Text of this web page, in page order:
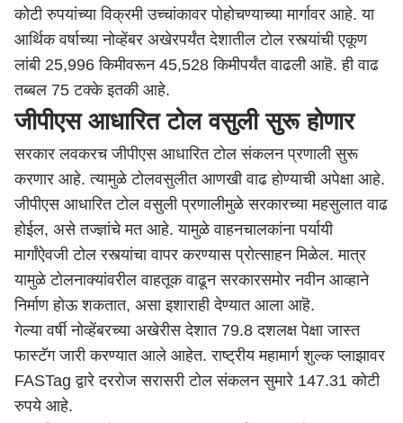
कोटी रुपयांच्या विक्रमी उच्चांकावर पोहोचण्याच्या मार्गावर आहे. या
आर्थिक वर्षाच्या नोव्हेंबर अखेरपर्यंत देशातील टोल रस्त्यांची एकूण
लांबी 25,996 किमीवरून 45,528 किमीपर्यंत वाढली आहॆ. ही वाढ
तब्बल 75 टक्के इतकी आहे.
जीपीएस आधारित टोल वसुली सुरू होणार
सरकार लवकरच जीपीएस आधारित टोल संकलन प्रणाली सुरू
करणार आहे. त्यामुळे टोलवसुलीत आणखी वाढ होण्याची अपेक्षा आहे.
जीपीएस आधारित टोल वसुली प्रणालीमुळे सरकारच्या महसुलात वाढ
होईल, असे तज्ज्ञांचे मत आहे. यामुळे वाहनचालकांना पर्यायी
मार्गांऐवजी टोल रस्त्यांचा वापर करण्यास प्रोत्साहन मिळेल. मात्र
यामुळे टोलनाक्यांवरील वाहतूक वाढून सरकारसमोर नवीन आव्हाने
निर्माण होऊ शकतात, असा इशाराही देण्यात आला आहॆ.
गेल्या वर्षी नोव्हेंबरच्या अखेरीस देशात 79.8 दशलक्ष पेक्षा जास्त
फास्टॅग जारी करण्यात आले आहेत. राष्ट्रीय महामार्ग शुल्क प्लाझावर
FASTag द्वारे दररोज सरासरी टोल संकलन सुमारे 147.31 कोटी
रुपये आहे.